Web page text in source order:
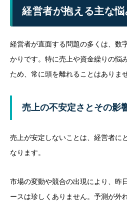
経営者が抱える主な
経営者が直面する問題の多くは、数
かりです。特に売上や資金繰りの悩
ため、常に頭を離れることはありませ
売上の不安定さとその影
売上が安定しないことは、経営者に
なります。
市場の変動や競合の出現により、昨
ースは珍しくありません。予測が外